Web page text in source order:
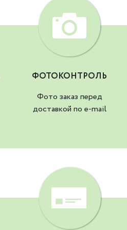
ФОТОКОНТРОЛЬ
Фото заказ перед
доставкой по e-mail